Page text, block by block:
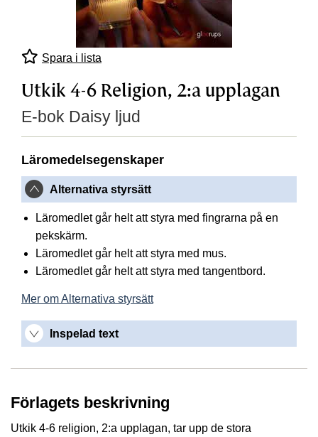
Spara i lista
Utkik 4-6 Religion, 2:a upplagan
E-bok Daisy ljud
Läromedelsegenskaper
Alternativa styrsätt
Läromedlet går helt att styra med fingrarna på en
pekskärm.
Läromedlet går helt att styra med mus.
Läromedlet går helt att styra med tangentbord.
Mer om Alternativa styrsätt
Inspelad text
Förlagets beskrivning
Utkik 4-6 religion, 2:a upplagan, tar upp de stora